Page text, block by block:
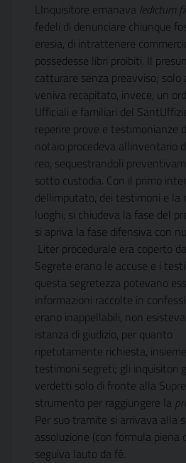
LInquisitore emanava ledictum
fedeli di denunciare chiunque
eresia, di intrattenere
possedesse libri proibiti. Il
catturare senza preavviso; solo
veniva recapitato, invece, un
Ufficiali e familiari del
reperire prove e testimonianze
notaio procedeva allinventario
reo, sequestrandoli
sotto custodia. Con il primo
dellimputato, dei testimoni e la
luoghi, si chiudeva la fase del
si apriva la fase difensiva con
Liter procedurale era coperto
Segrete erano le accuse e i
questa segretezza potevano
informazioni raccolte in
erano inappellabili, non
istanza di giudizio, per quanto
ripetutamente richiesta,
testimoni segreti; gli inquisitori
verdetti solo di fronte alla
strumento per raggiungere la
Per suo tramite si arrivava alla
assoluzione (con formula piena
seguiva lauto da fé.